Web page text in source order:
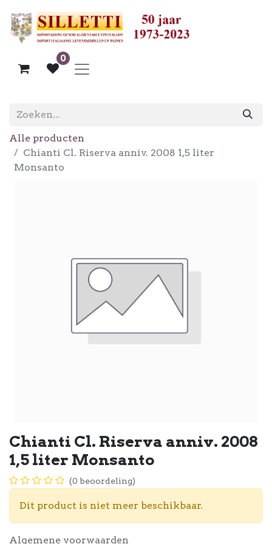
0
Alle producten
Chianti Cl. Riserva anniv. 2008 1,5 liter
Monsanto
Chianti Cl. Riserva anniv. 2008
1,5 liter Monsanto
(0 beoordeling)
Dit product is niet meer beschikbaar.
Algemene voorwaarden